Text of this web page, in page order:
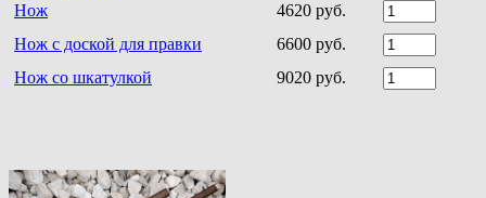
Нож
4620 руб.
Нож с доской для правки
6600 руб.
Нож со шкатулкой
9020 руб.